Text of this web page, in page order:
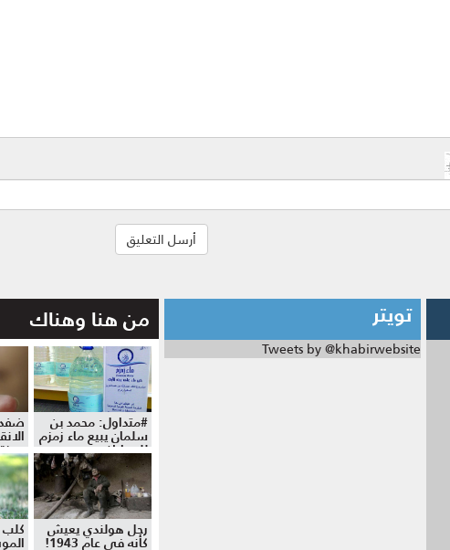
تويتر
Tweets by @khabirwebsite
من هنا وهناك
#متداول: محمد بن
سلمان يبيع ماء زمزم
للمواطنين
رجل هولندي يعيش
كأنه في عام 1943!